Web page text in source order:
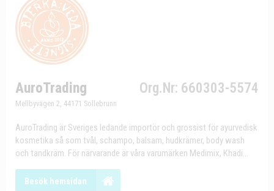
AuroTrading Org.Nr: 660303-5574
Mellbyvägen 2, 44171 Sollebrunn
AuroTrading är Sveriges ledande importör och grossist för ayurvedisk
kosmetika så som tvål, schampo, balsam, hudkrämer, body wash
och tandkräm. För närvarande är våra varumärken Medimix, Khadi...
Besök hemsidan